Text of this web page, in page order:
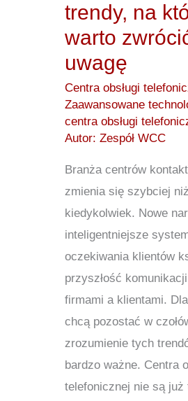
trendy, na
warto
uwagę
Centra obsługi
Zaawansowane
centra obsługi
Autor:Zespół WCC
Branża centrów
zmienia się szybciej niż
kiedykolwiek. Nowe
inteligentniejsze
oczekiwania klientów
przyszłość
firmami a klientami.
chcą pozostać w
zrozumienie tych
bardzo ważne. Centra
telefonicznej nie są już
uwagę